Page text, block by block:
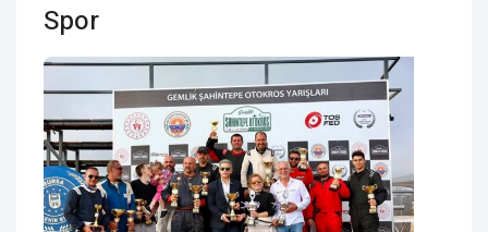
Spor